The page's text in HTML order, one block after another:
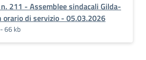
211 - Assemblee sindacali Gilda-
orario di servizio - 05.03.2026
66 kb